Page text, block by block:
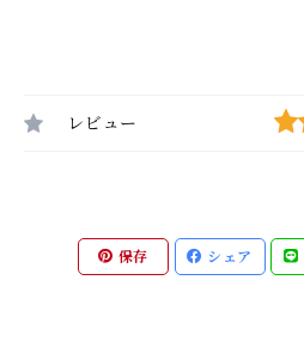
レビュー
保存 シェア